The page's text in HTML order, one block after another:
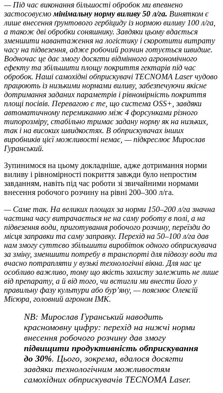
— Під час виконання більшості обробок ми впевнено
застосовуємомінімальну норму виливу 50 л/га. Винятком є
лише внесення ґрунтового гербіциду із нормою виливу 100 л/га,
а також дві обробки соняшнику. Завдяки цьому вдається
зменшити навантаження на логістику і скоротити витрату
часу на підвезення, адже робочий розчин готується швидше.
Водночас це дає змогу досягти відмінного агрономічного
ефекту та збільшити площу покриття гектарів під час
обробок. Наші самохідні обприскувачі TECNOMA Laser чудово
працюють із низькими нормами виливу, забезпечуючи якісне
дотримання заданих параметрів і рівномірність покриття
площі посівів. Перевагою є те, що система OSS+, завдяки
автоматичному перемиканню між 4 форсунками різного
типорозміру, стабільно тримає задану норму як на низьких,
так і на високих швидкостях. В обприскувачах інших
виробників цієї можливості немає, — підкреслює Мирослав
Гуранський.
Зупинимося на цьому докладніше, адже дотримання норми
виливу і рівномірності покриття завжди було непростим
завданням, навіть під час роботи зі звичайними нормами
внесення робочого розчину на рівні 200–300 л/га.
— Саме так. На великих площах за норми 150–200 л/га значна
частина часу витрачається не на саму роботу в полі, а на
підвезення води, приготування робочого розчину, переїзди до
місця заправки та саму заправку. Перехід на 50–100 л/га дав
нам змогу суттєво збільшити виробіток одного обприскувача
за зміну, зменшити потребу в транспорті для підвозу води та
вчасно потрапляти у вузькі технологічні вікна. Для нас це
особливо важливо, тому що якість захисту залежить не лише
від препарату, а й від того, чи встигли ми внести його у
правильну фазу культури або бур’яну, — пояснює Олексій
Місюра, головний агроном ІМК.
NB: Мирослав Гуранський наводить
красномовну цифру: перехід на нижчі норми
внесення робочого розчину дав змогу
підвищити продуктивність обприскування
до 30%. Цього, зокрема, вдалося досягти
завдяки технологічним можливостям
самохідних обприскувачів TECNOMA Laser.